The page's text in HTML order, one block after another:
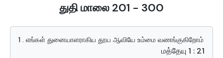
துதி மாலை 201 - 300
1 . எங்கள் துனையாளராகிய தூய ஆவியே உம்மை வணங்குகிறோம்
மத்தேயு 1 : 21